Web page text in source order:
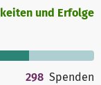
und Erfolge
298 Spenden